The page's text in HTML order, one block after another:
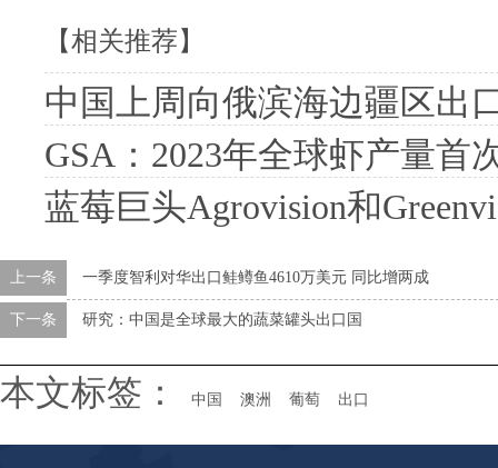
【相关推荐】
中国上周向俄滨海边疆区出
GSA：2023年全球虾产量首次负
蓝莓巨头Agrovision和
上一条 一季度智利对华出口鲑鳟鱼4610万美元 同比增两成
下一条 研究：中国是全球最大的蔬菜罐头出口国
本文标签： 中国 澳洲 葡萄 出口